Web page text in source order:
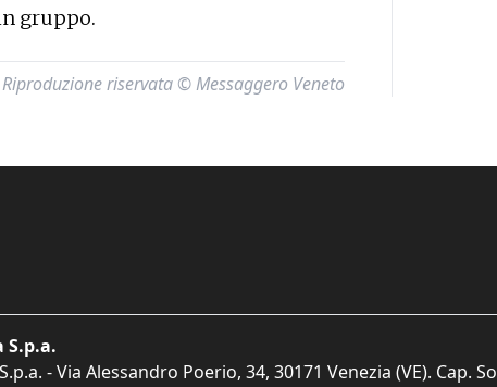
gruppo.
Riproduzione riservata © Messaggero Veneto
S.p.a.
- Via Alessandro Poerio, 34, 30171 Venezia (VE). Cap.